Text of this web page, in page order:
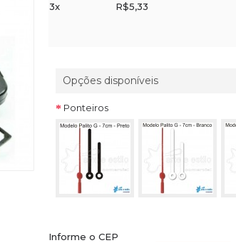
3x
R$5,33
Opções disponíveis
Ponteiros
Informe o CEP